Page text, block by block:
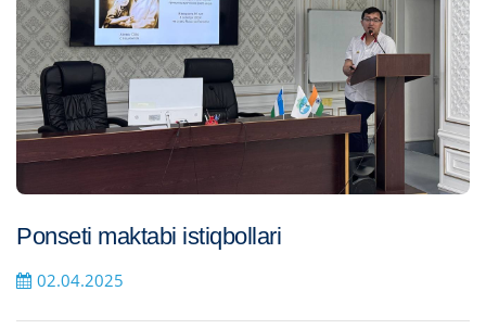
Ponseti maktabi istiqbollari
02.04.2025